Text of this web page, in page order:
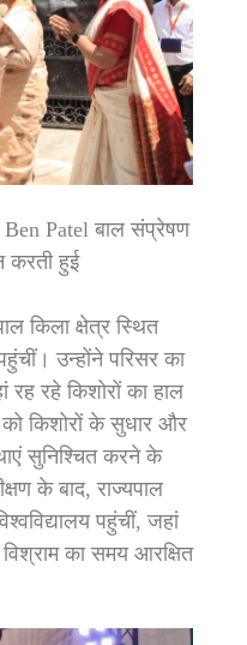
Patel बाल संप्रेषण
करती हुई
किला क्षेत्र स्थित
उन्होंने परिसर का
रह रहे किशोरों का हाल
को किशोरों के सुधार और
सुनिश्चित करने के
के बाद, राज्यपाल
पहुंचीं, जहां
का समय आरक्षित